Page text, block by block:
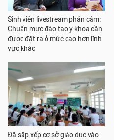
Sinh viên livestream phản cảm:
Chuẩn mực đào tạo y khoa cần
được đặt ra ở mức cao hơn lĩnh
vực khác
Đã sắp xếp cơ sở giáo dục vào